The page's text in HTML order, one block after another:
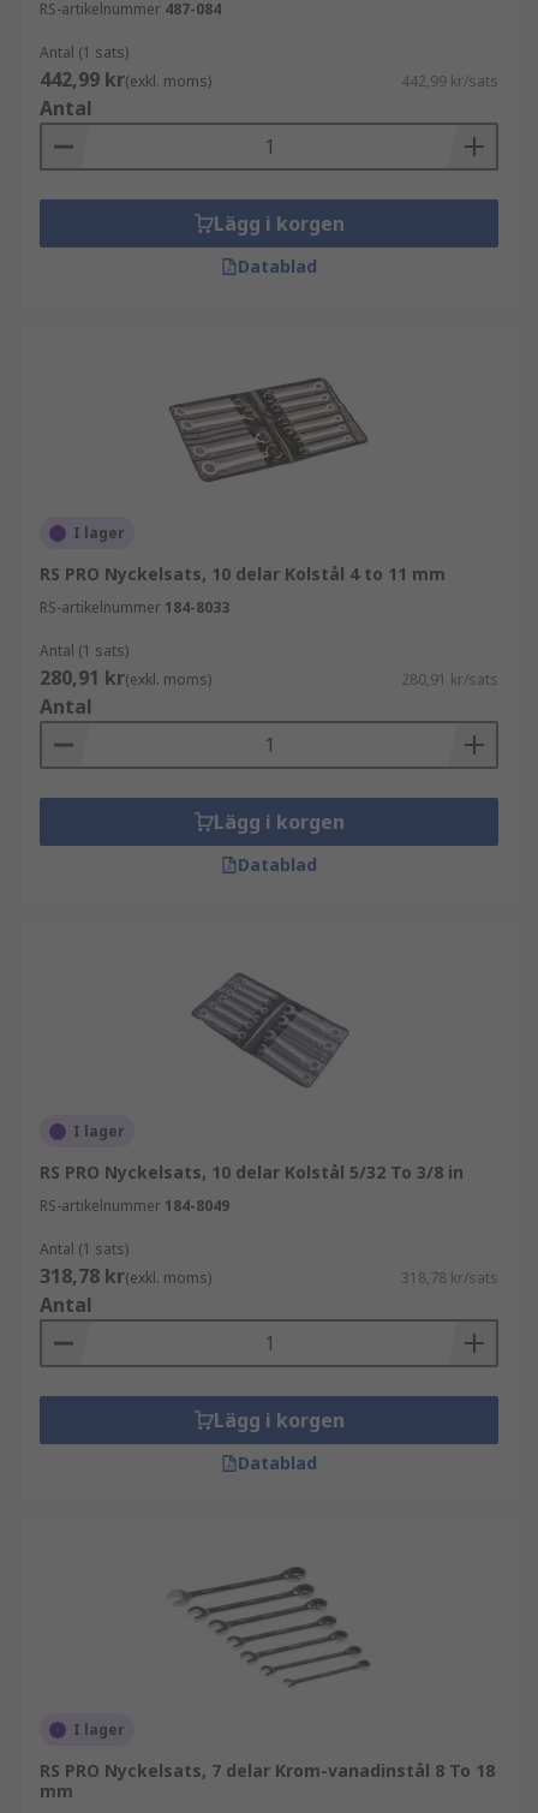
RS-artikelnummer 487-084
Antal (1 sats)
442,99 kr(exkl. moms) 442,99 kr/sats
Antal
Lägg i korgen
Datablad
I lager
RS PRO Nyckelsats, 10 delar Kolstål 4 to 11 mm
RS-artikelnummer 184-8033
Antal (1 sats)
280,91 kr(exkl. moms) 280,91 kr/sats
Antal
Lägg i korgen
Datablad
I lager
RS PRO Nyckelsats, 10 delar Kolstål 5/32 To 3/8 in
RS-artikelnummer 184-8049
Antal (1 sats)
318,78 kr(exkl. moms) 318,78 kr/sats
Antal
Lägg i korgen
Datablad
I lager
RS PRO Nyckelsats, 7 delar Krom-vanadinstål 8 To 18
mm